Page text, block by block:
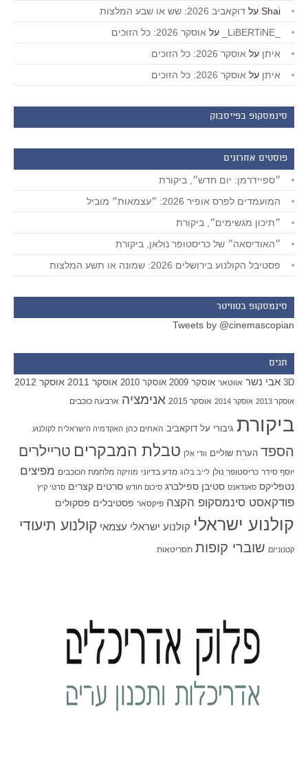
Shai על דוקאביב 2026: שש או שבע המלצות
על אוסקר 2026: כל הזוכים
איתן על אוסקר 2026: כל הזוכים
איתן על אוסקר 2026: כל הזוכים
סינמסקופ בפייסבוק
פוסטים אחרונים
״ספיידרמן: יום חדש״, ביקורת
המועמדים לפרס אופיר 2026: ״עצמאות״ מוביל
״תיכון מגשימים״, ביקורת
״האודיסאה״ של כריסטופר נולאן, ביקורת
פסטיבל הקולנוע בירושלים 2026: שמונה או תשע המלצות
סינמסקופ בטוויטר
Tweets by @cinemascopian
תגים
3D אבי נשר אווטאר אוסקר 2009 אוסקר 2010 אוסקר 2011 אוסקר 2012
אוסקר 2013 אוסקר 2014 אוסקר 2015 אנימציה ארבעה כוכבים
ביקורת גיבורי על דוקאביב האחים כהן האקדמיה הישראלית לקולנוע
הספד הערת שוליים וודי אלן טבלת המבקרים טריילרים
יוסף סידר כריסטופר נולן לייב בלוג מדע בדיוני מוזיקה מלחמת הכוכבים מפיצים
נטפליקס סאנדאנס סטיבן ספילברג סיכום חודש סרטים קצרים סרטי קיץ
פודקאסט סינמסקופ הקצה פיקסאר פסטיבלים פסקולים
קולנוע ישראלי קולנוע ישראלי עצמאי קולנוע תיעודי
קטנוניזם שוברי קופות תסריטאות